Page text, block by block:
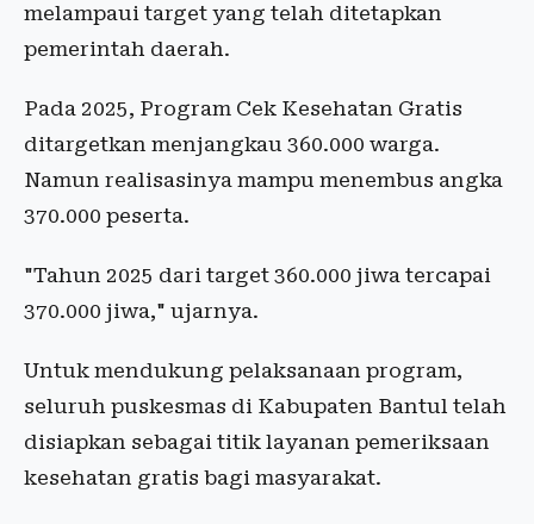
melampaui target yang telah ditetapkan
pemerintah daerah.
Pada 2025, Program Cek Kesehatan Gratis
ditargetkan menjangkau 360.000 warga.
Namun realisasinya mampu menembus angka
370.000 peserta.
"Tahun 2025 dari target 360.000 jiwa tercapai
370.000 jiwa," ujarnya.
Untuk mendukung pelaksanaan program,
seluruh puskesmas di Kabupaten Bantul telah
disiapkan sebagai titik layanan pemeriksaan
kesehatan gratis bagi masyarakat.